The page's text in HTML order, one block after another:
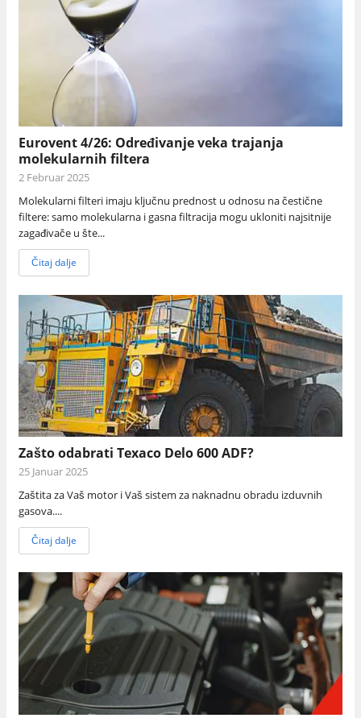
Eurovent 4/26: Određivanje veka trajanja
molekularnih filtera
2 Februar 2025
Molekularni filteri imaju ključnu prednost u odnosu na čestične
filtere: samo molekularna i gasna filtracija mogu ukloniti najsitnije
zagađivače u šte...
Čitaj dalje
Zašto odabrati Texaco Delo 600 ADF?
25 Januar 2025
Zaštita za Vaš motor i Vaš sistem za naknadnu obradu izduvnih
gasova....
Čitaj dalje